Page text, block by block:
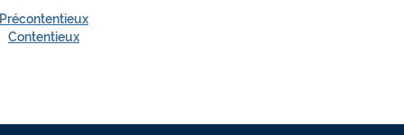
Précontentieux
Contentieux